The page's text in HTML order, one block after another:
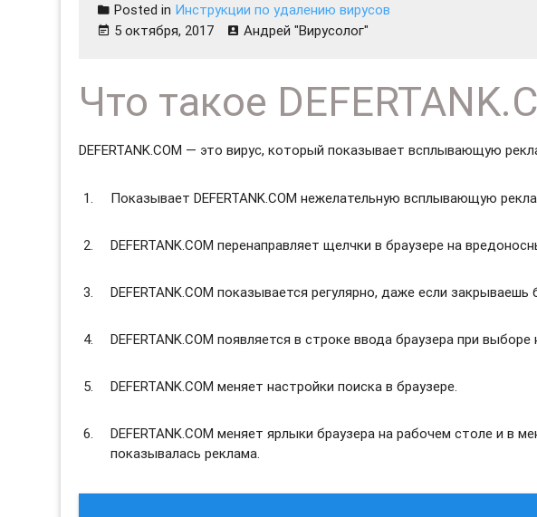
Posted in Инструкции по удалению вирусов
5 октября, 2017
Андрей "Вирусолог"
Что такое
DEFERTANK.COM — это вирус, который показывает всплывающую
Показывает DEFERTANK.COM нежелательную всплывающую
DEFERTANK.COM перенаправляет щелчки в браузере на
DEFERTANK.COM показывается регулярно, даже если закрываешь
DEFERTANK.COM появляется в строке ввода браузера при выборе
DEFERTANK.COM меняет настройки поиска в браузере.
DEFERTANK.COM меняет ярлыки браузера на рабочем столе и в
показывалась реклама.